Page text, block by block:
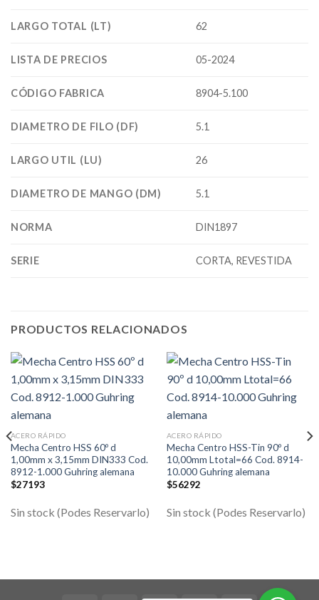
LARGO TOTAL (LT) 62
LISTA DE PRECIOS 05-2024
CÓDIGO FABRICA 8904-5.100
DIAMETRO DE FILO (DF) 5.1
LARGO UTIL (LU) 26
DIAMETRO DE MANGO (DM) 5.1
NORMA DIN1897
SERIE CORTA, REVESTIDA
PRODUCTOS RELACIONADOS
ACERO RÁPIDO
Mecha Centro HSS 60º d
1,00mm x 3,15mm DIN333 Cod.
8912-1.000 Guhring alemana
$27193
Sin stock (Podes Reservarlo)
ACERO RÁPIDO
Mecha Centro HSS-Tin 90º d
10,00mm Ltotal=66 Cod. 8914-
10.000 Guhring alemana
$56292
Sin stock (Podes Reservarlo)